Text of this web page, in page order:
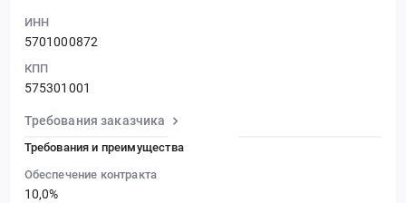
ИНН
5701000872
КПП
575301001
Требования заказчика
Требования и преимущества
Обеспечение контракта
10,0%